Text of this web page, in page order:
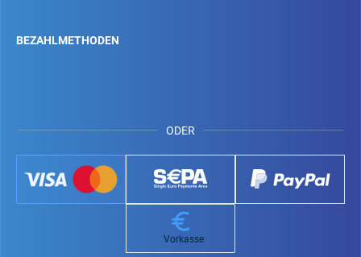
ODER
BEZAHLMETHODEN
Vorkasse